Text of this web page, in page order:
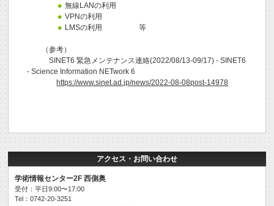
無線LANの利用
VPNの利用
LMSの利用 等
（参考）
SINET6 緊急メンテナンス連絡(2022/08/13-09/17) - SINET6
- Science Information NETwork 6
https://www.sinet.ad.jp/news/2022-08-08post-14978
アクセス・お問い合わせ
学術情報センター2F 西側奥
受付：平日9:00〜17:00
Tel：0742-20-3251